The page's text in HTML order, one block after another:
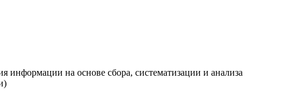
информации на основе сбора, систематизации и анализа